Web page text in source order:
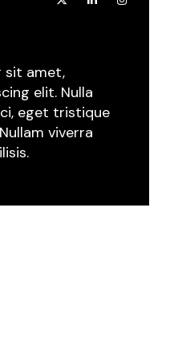
sit amet,
elit. Nulla
eget tristique
viverra